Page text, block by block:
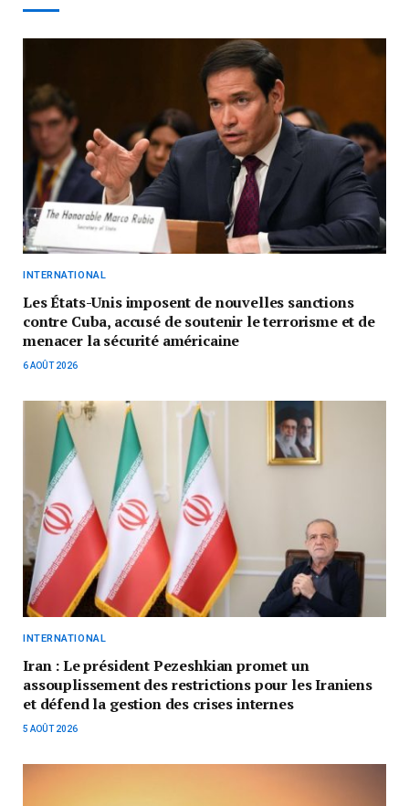
INTERNATIONAL
Les États-Unis imposent de nouvelles sanctions
contre Cuba, accusé de soutenir le terrorisme et de
menacer la sécurité américaine
6 AOÛT 2026
INTERNATIONAL
Iran : Le président Pezeshkian promet un
assouplissement des restrictions pour les Iraniens
et défend la gestion des crises internes
5 AOÛT 2026